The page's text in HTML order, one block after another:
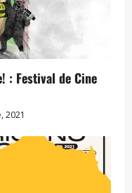
: Festival de Cine
2021